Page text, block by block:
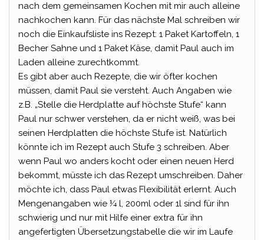
nach dem gemeinsamen Kochen mit mir auch alleine
nachkochen kann. Für das nächste Mal schreiben wir
noch die Einkaufsliste ins Rezept: 1 Paket Kartoffeln, 1
Becher Sahne und 1 Paket Käse, damit Paul auch im
Laden alleine zurechtkommt.
Es gibt aber auch Rezepte, die wir öfter kochen
müssen, damit Paul sie versteht. Auch Angaben wie
z.B. „Stelle die Herdplatte auf höchste Stufe“ kann
Paul nur schwer verstehen, da er nicht weiß, was bei
seinen Herdplatten die höchste Stufe ist. Natürlich
könnte ich im Rezept auch Stufe 3 schreiben. Aber
wenn Paul wo anders kocht oder einen neuen Herd
bekommt, müsste ich das Rezept umschreiben. Daher
möchte ich, dass Paul etwas Flexibilität erlernt. Auch
Mengenangaben wie ¼ l, 200ml oder 1l sind für ihn
schwierig und nur mit Hilfe einer extra für ihn
angefertigten Übersetzungstabelle die wir im Laufe